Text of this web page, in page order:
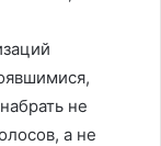
не
а не